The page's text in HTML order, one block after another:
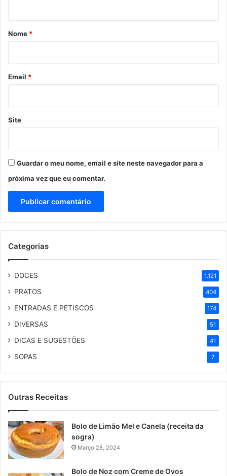
r
*
Nome *
Email *
Site
Guardar o meu nome, email e site neste navegador para a
próxima vez que eu comentar.
Categorias
DOCES 1.121
PRATOS 404
ENTRADAS E PETISCOS 174
DIVERSAS 51
DICAS E SUGESTÕES 41
SOPAS 7
Outras Receitas
Bolo de Limão Mel e Canela (receita da
sogra)
Março 28, 2024
Bolo de Noz com Creme de Ovos